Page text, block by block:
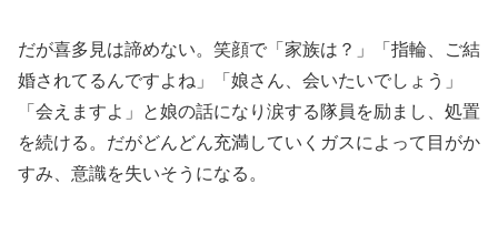
だが喜多見は諦めない。笑顔で「家族は？」「指輪、ご結
婚されてるんですよね」「娘さん、会いたいでしょう」
「会えますよ」と娘の話になり涙する隊員を励まし、処置
を続ける。だがどんどん充満していくガスによって目がか
すみ、意識を失いそうになる。